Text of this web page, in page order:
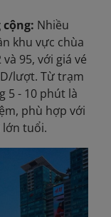
Nhiều
khu vực chùa
95, với giá vé
lượt. Từ trạm
5 - 10 phút là
phù hợp với
lớn tuổi.